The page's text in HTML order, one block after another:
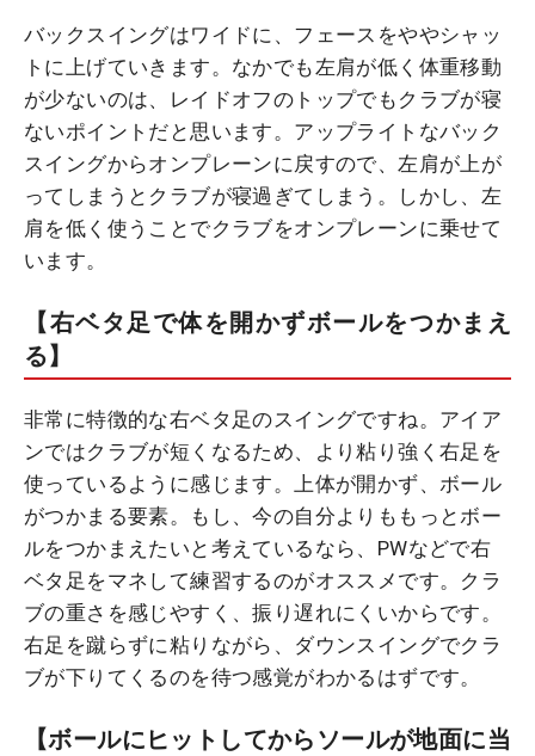
バックスイングはワイドに、フェースをややシャッ
トに上げていきます。なかでも左肩が低く体重移動
が少ないのは、レイドオフのトップでもクラブが寝
ないポイントだと思います。アップライトなバック
スイングからオンプレーンに戻すので、左肩が上が
ってしまうとクラブが寝過ぎてしまう。しかし、左
肩を低く使うことでクラブをオンプレーンに乗せて
います。
【右ベタ足で体を開かずボールをつかまえ
る】
非常に特徴的な右ベタ足のスイングですね。アイア
ンではクラブが短くなるため、より粘り強く右足を
使っているように感じます。上体が開かず、ボール
がつかまる要素。もし、今の自分よりももっとボー
ルをつかまえたいと考えているなら、PWなどで右
ベタ足をマネして練習するのがオススメです。クラ
ブの重さを感じやすく、振り遅れにくいからです。
右足を蹴らずに粘りながら、ダウンスイングでクラ
ブが下りてくるのを待つ感覚がわかるはずです。
【ボールにヒットしてからソールが地面に当